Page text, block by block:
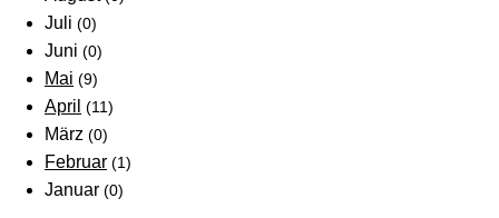
Juli (0)
Juni (0)
Mai (9)
April (11)
März (0)
Februar (1)
Januar (0)